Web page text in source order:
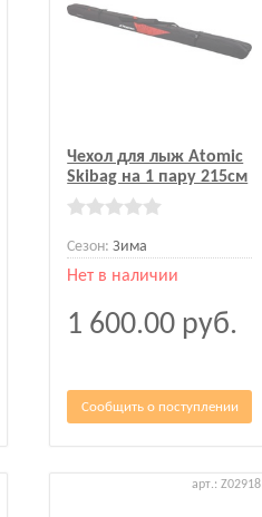
Чехол для лыж Atomic
Skibag на 1 пару 215см
Сезон: Зима
Нет в наличии
1 600.00 руб.
Сообщить о поступлении
арт.: Z02918